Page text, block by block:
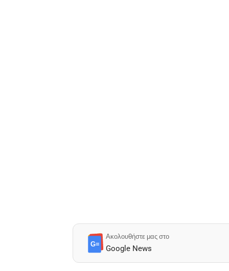
G≡
Ακολουθήστε μας στο
Google News